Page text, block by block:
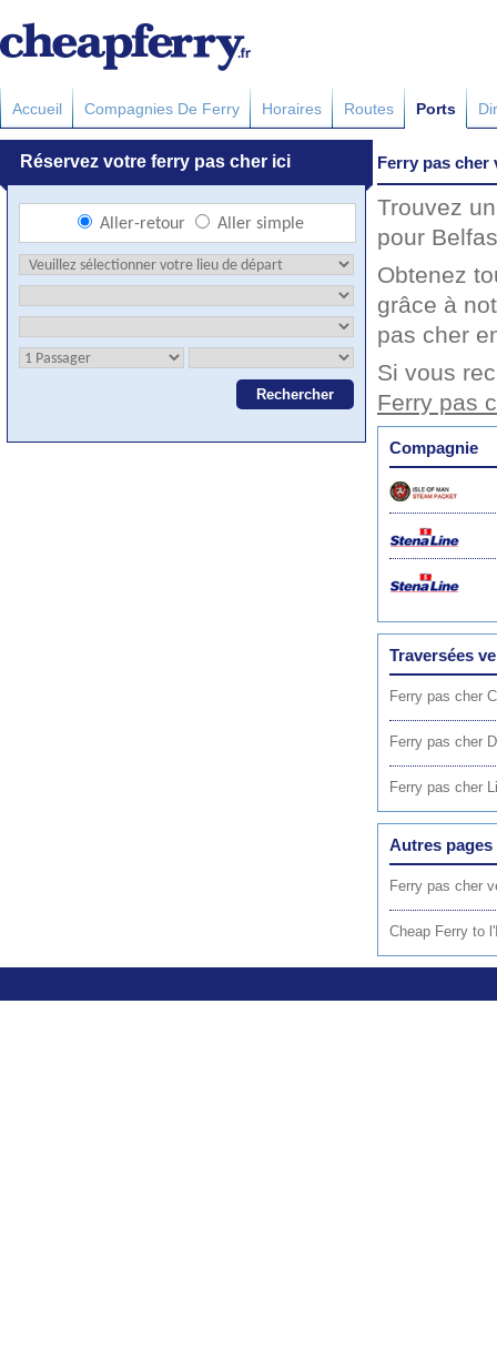
Accueil Compagnies De Ferry Horaires Routes Ports
Ferry pas cher
Trouvez
pour
Obtenez
grâce à
pas cher
Si vous
Ferry pas
Compagnie
Traversées
Ferry pas cher
Ferry pas cher
Ferry pas cher
Autres pages
Ferry pas cher
Cheap Ferry to